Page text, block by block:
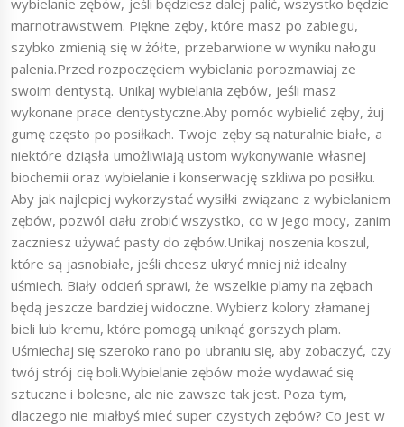
wybielanie zębów, jeśli będziesz dalej palić, wszystko będzie
marnotrawstwem. Piękne zęby, które masz po zabiegu,
szybko zmienią się w żółte, przebarwione w wyniku nałogu
palenia.Przed rozpoczęciem wybielania porozmawiaj ze
swoim dentystą. Unikaj wybielania zębów, jeśli masz
wykonane prace dentystyczne.Aby pomóc wybielić zęby, żuj
gumę często po posiłkach. Twoje zęby są naturalnie białe, a
niektóre dziąsła umożliwiają ustom wykonywanie własnej
biochemii oraz wybielanie i konserwację szkliwa po posiłku.
Aby jak najlepiej wykorzystać wysiłki związane z wybielaniem
zębów, pozwól ciału zrobić wszystko, co w jego mocy, zanim
zaczniesz używać pasty do zębów.Unikaj noszenia koszul,
które są jasnobiałe, jeśli chcesz ukryć mniej niż idealny
uśmiech. Biały odcień sprawi, że wszelkie plamy na zębach
będą jeszcze bardziej widoczne. Wybierz kolory złamanej
bieli lub kremu, które pomogą uniknąć gorszych plam.
Uśmiechaj się szeroko rano po ubraniu się, aby zobaczyć, czy
twój strój cię boli.Wybielanie zębów może wydawać się
sztuczne i bolesne, ale nie zawsze tak jest. Poza tym,
dlaczego nie miałbyś mieć super czystych zębów? Co jest w